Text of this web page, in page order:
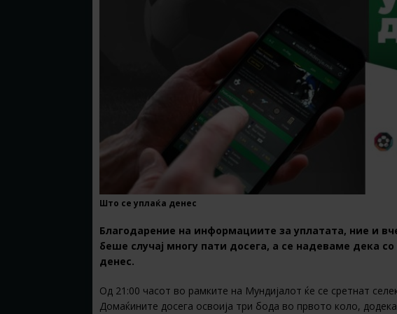
Што се уплаќа денес
Благодарение на информациите за уплатата, ние и
беше случај многу пати досега, а се надеваме дека
денес.
Од 21:00 часот во рамките на Мундијалот ќе се сретнат
Домаќините досега освоија три бода во првото коло,